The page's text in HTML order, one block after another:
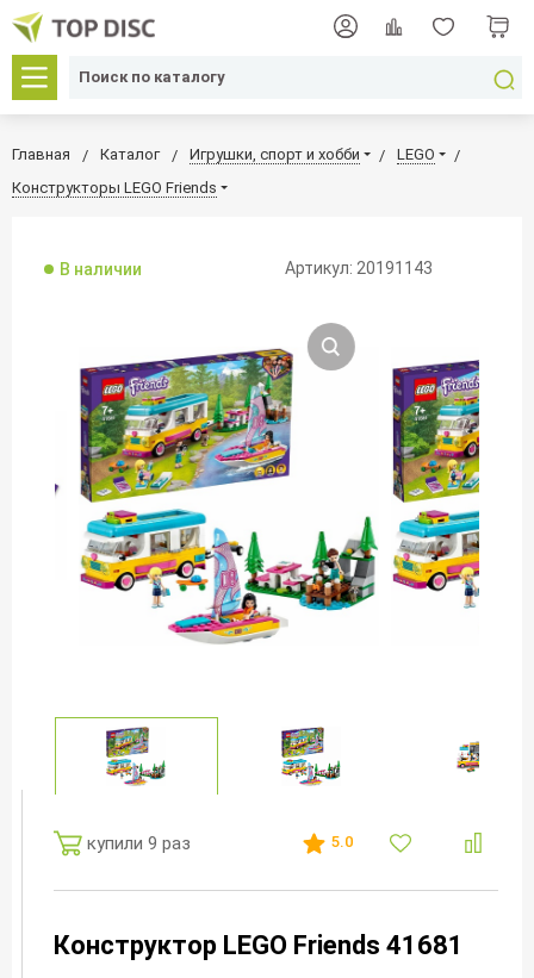
Главная Каталог Игрушки, спорт и хобби
LEGO
Конструкторы LEGO Friends
В наличии Артикул: 20191143
купили 9 раз 5.0
Конструктор LEGO Friends 41681